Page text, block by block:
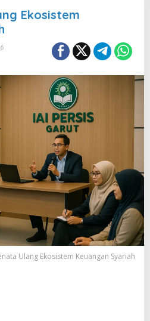
Ekosistem
Ulang Ekosistem Keuangan Syariah